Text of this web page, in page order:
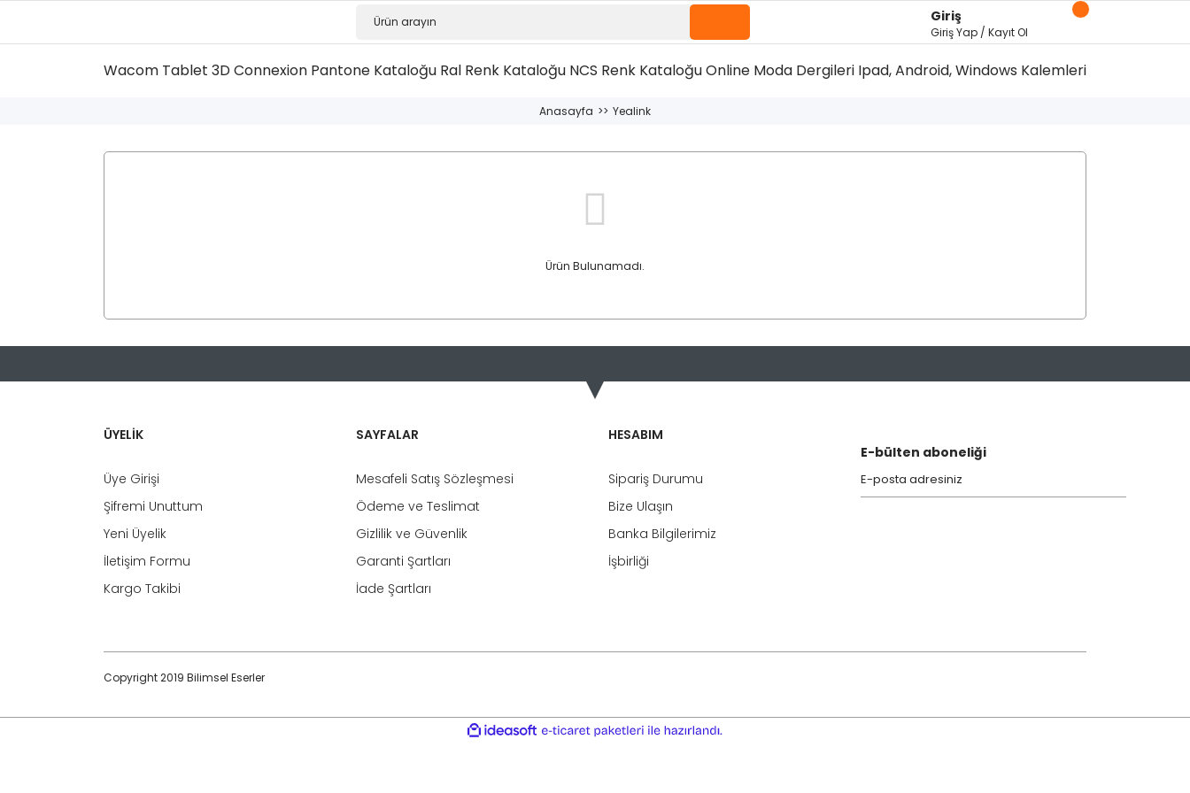
Giriş
Giriş Yap / Kayıt Ol
Wacom Tablet 3D Connexion Pantone Kataloğu Ral Renk Kataloğu NCS Renk KataloğuOnline Moda Dergileri Ipad, Android, Windows Kalemleri
Anasayfa Yealink
Ürün Bulunamadı.
ÜYELİK
Üye Girişi
Şifremi Unuttum
Yeni Üyelik
İletişim Formu
Kargo Takibi
SAYFALAR
Mesafeli Satış Sözleşmesi
Ödeme ve Teslimat
Gizlilik ve Güvenlik
Garanti Şartları
İade Şartları
HESABIM
Sipariş Durumu
Bize Ulaşın
Banka Bilgilerimiz
İşbirliği
E-bülten aboneliği
Copyright 2019 Bilimsel Eserler
ideasoft
e-